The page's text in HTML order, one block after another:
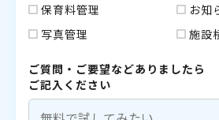
保育料管理
お知
写真管理
施設
ご質問・ご要望などありましたら
ご記入ください